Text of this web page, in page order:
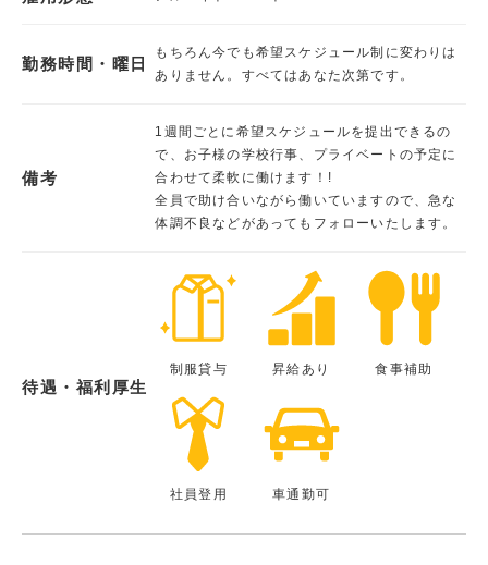
勤務時間・曜日
もちろん今でも希望スケジュール制に変わりは
ありません。すべてはあなた次第です。
備考
1週間ごとに希望スケジュールを提出できるの
で、お子様の学校行事、プライベートの予定に
合わせて柔軟に働けます！!
全員で助け合いながら働いていますので、急な
体調不良などがあってもフォローいたします。
待遇・福利厚生
制服貸与 昇給あり 食事補助
社員登用 車通勤可